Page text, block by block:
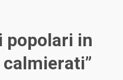
popolari in